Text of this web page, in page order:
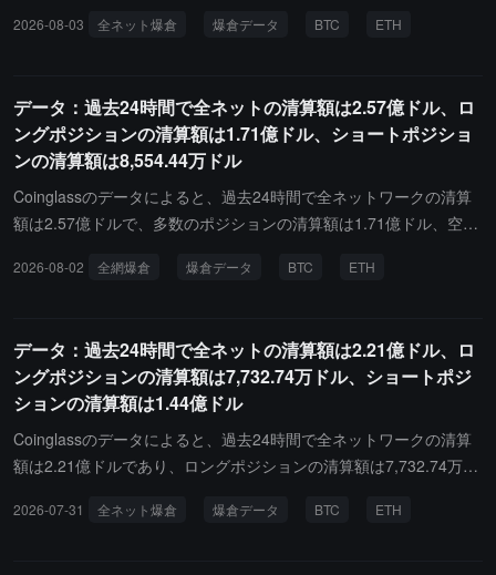
で、ビットコインのロングポジションの清算額は637.31万ドル、ビ
アムのショートポジションの清算額は2,492.51万ドルです。さら
に、最近24時間で、世界中で54,578人が清算され、最大の単一清算
はHyperliquid - XYZ:BRENTOIL-USDで発生し、その価値は315.86
万ドルです。
2026-08-03 全ネット爆倉 爆倉データ BTC ETH
データ：過去24時間で全ネットの清算額は2.57億ドル、ロ
ングポジションの清算額は1.71億ドル、ショートポジショ
ンの清算額は8,554.44万ドル
Coinglassのデータによると、過去24時間で全ネットワークの清算
額は2.57億ドルで、多数のポジションの清算額は1.71億ドル、空売
くのポジションの清算額は3,157.3万ドル、ビットコインの空売り
万ドルです。さらに、最近24時間で、世界中で69,273人が清算さ
れ、最大の単一清算はBinance - ETHUSDTで発生し、その価値は9
21.08万ドルでした。
2026-08-02 全網爆倉 爆倉データ BTC ETH
データ：過去24時間で全ネットの清算額は2.21億ドル、ロ
ングポジションの清算額は7,732.74万ドル、ショートポジ
ションの清算額は1.44億ドル
Coinglassのデータによると、過去24時間で全ネットワークの清算
額は2.21億ドルであり、ロングポジションの清算額は7,732.74万ド
ットコインのロングポジションの清算額は1,666.97万ドル、ビット
2026-07-31 全ネット爆倉 爆倉データ BTC ETH